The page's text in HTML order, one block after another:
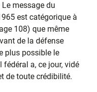
message du
est catégorique à
108) que même
de la défense
plus possible le
fédéral a, ce jour, vidé
de toute crédibilité.